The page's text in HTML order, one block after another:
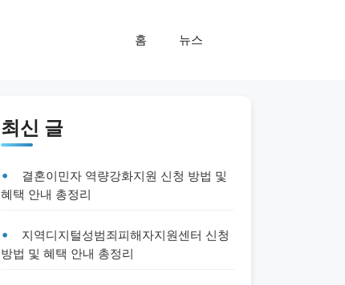
홈 뉴스
최신 글
결혼이민자 역량강화지원 신청 방법 및
혜택 안내 총정리
지역디지털성범죄피해자지원센터 신청
방법 및 혜택 안내 총정리